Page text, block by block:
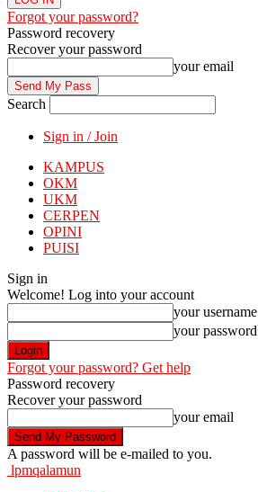
Forgot your password?
Password recovery
Recover your password
your email
Search
Sign in / Join
KAMPUS
OKM
UKM
CERPEN
OPINI
PUISI
Sign in
Welcome! Log into your account
your username
your password
Forgot your password? Get help
Password recovery
Recover your password
your email
A password will be e-mailed to you.
lpmqalamun